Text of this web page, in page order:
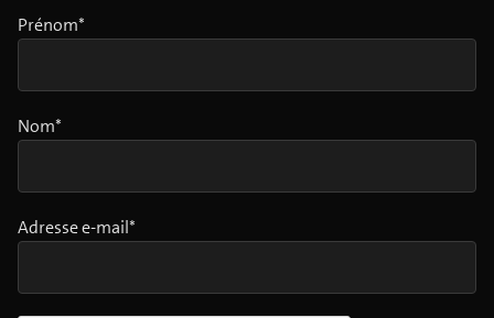
Prénom*
Nom*
Adresse e-mail*